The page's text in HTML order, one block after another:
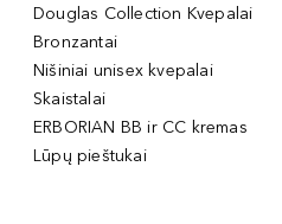
Douglas Collection Kvepalai
Bronzantai
Nišiniai unisex kvepalai
Skaistalai
ERBORIAN BB ir CC kremas
Lūpų pieštukai